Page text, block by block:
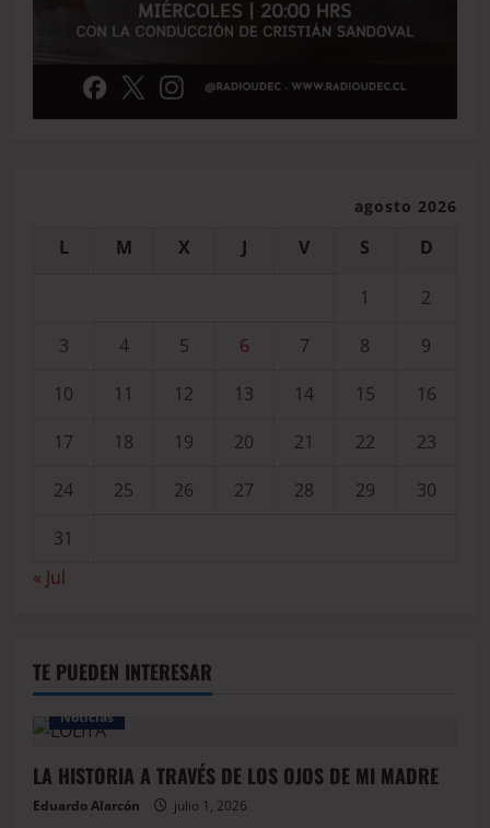
agosto 2026
L M X J V S D
1
2
3
4 5 6 7 8
9
10
11 12 13 14 15
16
17
18 19 20 21 22
23
24
25 26 27 28 29
30
31
« Jul
TE PUEDEN INTERESAR
Noticias
LA HISTORIA A TRAVÉS DE LOS OJOS DE MI MADRE
Eduardo Alarcón
julio 1, 2026